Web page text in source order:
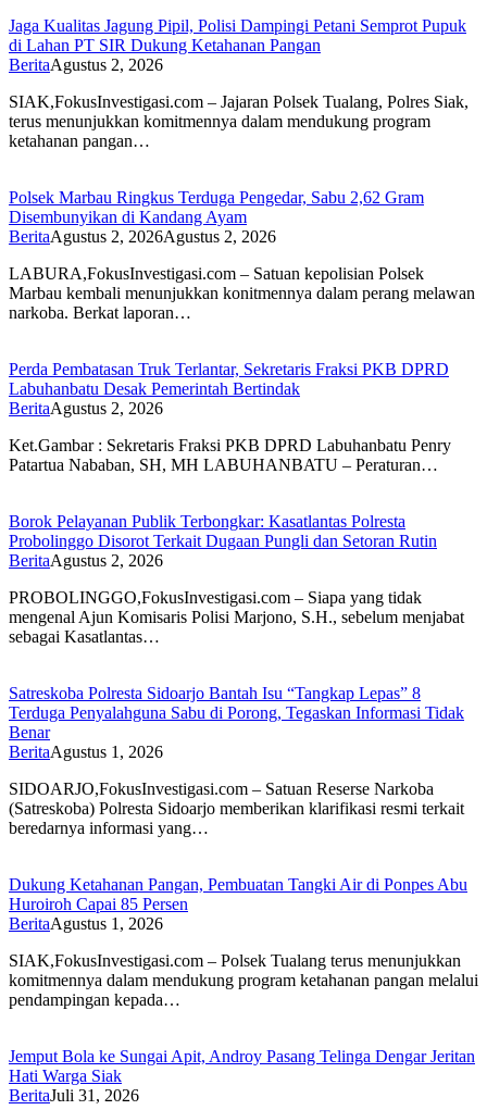
Jaga Kualitas Jagung Pipil, Polisi Dampingi Petani Semprot Pupuk
di Lahan PT SIR Dukung Ketahanan Pangan
BeritaAgustus 2, 2026
SIAK,FokusInvestigasi.com – Jajaran Polsek Tualang, Polres Siak,
terus menunjukkan komitmennya dalam mendukung program
ketahanan pangan…
Polsek Marbau Ringkus Terduga Pengedar, Sabu 2,62 Gram
Disembunyikan di Kandang Ayam
BeritaAgustus 2, 2026Agustus 2, 2026
LABURA,FokusInvestigasi.com – Satuan kepolisian Polsek
Marbau kembali menunjukkan konitmennya dalam perang melawan
narkoba. Berkat laporan…
Perda Pembatasan Truk Terlantar, Sekretaris Fraksi PKB DPRD
Labuhanbatu Desak Pemerintah Bertindak
BeritaAgustus 2, 2026
Ket.Gambar : Sekretaris Fraksi PKB DPRD Labuhanbatu Penry
Patartua Nababan, SH, MH LABUHANBATU – Peraturan…
Borok Pelayanan Publik Terbongkar: Kasatlantas Polresta
Probolinggo Disorot Terkait Dugaan Pungli dan Setoran Rutin
BeritaAgustus 2, 2026
PROBOLINGGO,FokusInvestigasi.com – Siapa yang tidak
mengenal Ajun Komisaris Polisi Marjono, S.H., sebelum menjabat
sebagai Kasatlantas…
Satreskoba Polresta Sidoarjo Bantah Isu “Tangkap Lepas” 8
Terduga Penyalahguna Sabu di Porong, Tegaskan Informasi Tidak
Benar
BeritaAgustus 1, 2026
SIDOARJO,FokusInvestigasi.com – Satuan Reserse Narkoba
(Satreskoba) Polresta Sidoarjo memberikan klarifikasi resmi terkait
beredarnya informasi yang…
Dukung Ketahanan Pangan, Pembuatan Tangki Air di Ponpes Abu
Huroiroh Capai 85 Persen
BeritaAgustus 1, 2026
SIAK,FokusInvestigasi.com – Polsek Tualang terus menunjukkan
komitmennya dalam mendukung program ketahanan pangan melalui
pendampingan kepada…
Jemput Bola ke Sungai Apit, Androy Pasang Telinga Dengar Jeritan
Hati Warga Siak
BeritaJuli 31, 2026